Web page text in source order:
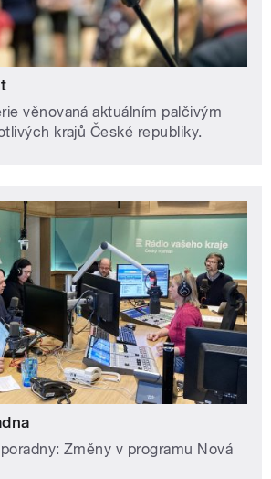
věnovaná aktuálním palčivým
krajů České republiky.
Změny v programu Nová